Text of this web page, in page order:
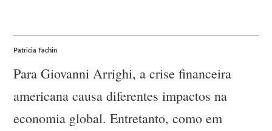
Patricia Fachin
Para Giovanni Arrighi, a crise financeira
americana causa diferentes impactos na
economia global. Entretanto, como em